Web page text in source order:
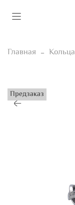
Главная Кольца
Предзаказ